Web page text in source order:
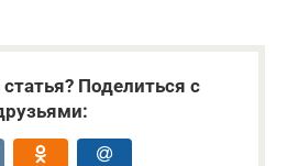
Поделиться с